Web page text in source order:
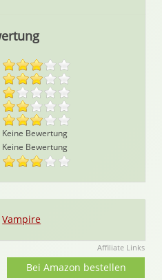
Keine Bewertung
Keine Bewertung
Vampire
Affiliate Links
Bei Amazon bestellen